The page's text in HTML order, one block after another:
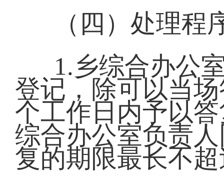
（四）处理程
1.乡综合办公
登记，除可以当
个工作日内予以
综合办公室负责
复的期限最长不